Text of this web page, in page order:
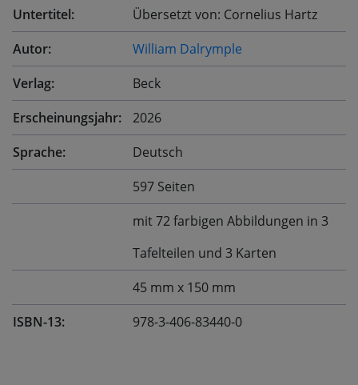
Untertitel:
Übersetzt von: Cornelius Hartz
Autor:
William Dalrymple
Verlag:
Beck
Erscheinungsjahr:
2026
Sprache:
Deutsch
597 Seiten
mit 72 farbigen Abbildungen in 3
Tafelteilen und 3 Karten
45 mm x 150 mm
ISBN-13:
978-3-406-83440-0